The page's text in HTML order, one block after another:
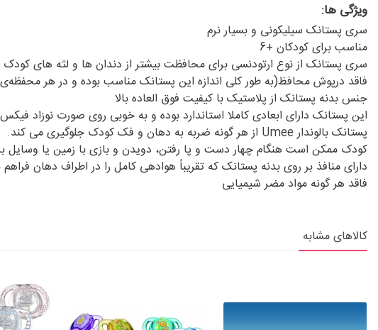
ویژگی ها:
سری پستانک سیلیکونی و بسیار نرم
مناسب برای کودکان +6
سری پستانک از نوع ارتودنسی برای محافظت بیشتر از دندان ها و لثه های کودک
فاقد درپوش محافظ(به طور کلی اندازه این پستانک مناسب بوده و در هر محفظه‌ی
جنس بدنه پستانک از پلاستیک با کیفیت فوق العاده بالا
این پستانک دارای ابعادی کاملا استاندارد بوده و به خوبی روی صورت نوزاد
پستانک بالوندار Umee از هر گونه ضربه به دهان و فک کودک جلوگیری می کند.
کودک ممکن است هنگام چهار دست و پا رفتن، دویدن و بازی با زمین یا وسایل
دارای منافذ بر روی بدنه پستانک که تقریباً هوادهی کامل را در اطراف دهان
فاقد هر گونه مواد مضر شیمیایی
کالاهای مشابه